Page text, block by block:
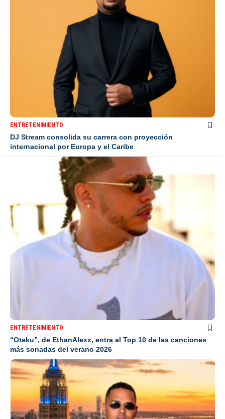
ENTRETENIMIENTO
DJ Stream consolida su carrera con proyección
internacional por Europa y el Caribe
ENTRETENIMIENTO
“Otaku”, de EthanAlexx, entra al Top 10 de las canciones
más sonadas del verano 2026